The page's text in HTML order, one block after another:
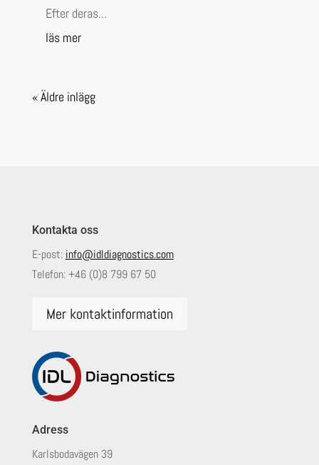
Efter deras...
läs mer
« Äldre inlägg
Kontakta oss
E-post: info@idldiagnostics.com
Telefon:+46 (0)8 799 67 50
Mer kontaktinformation
Adress
Karlsbodavägen 39